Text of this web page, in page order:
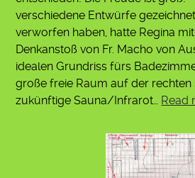
verschiedene Entwürfe
verworfen haben, hatte Regina
Denkanstoß von Fr. Macho von
idealen Grundriss fürs
große freie Raum auf der rechten
zukünftige Sauna/Infrarot… Read